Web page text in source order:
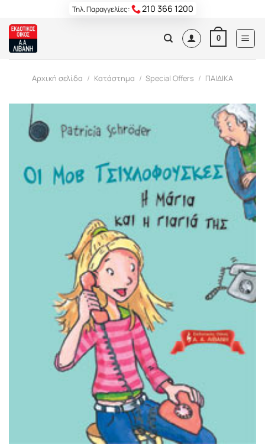
content
Τηλ. Παραγγελίες: 210 366 1200
0
Αρχική σελίδα / Κατάστημα / Special Offers / ΠΑΙΔΙΚΑ